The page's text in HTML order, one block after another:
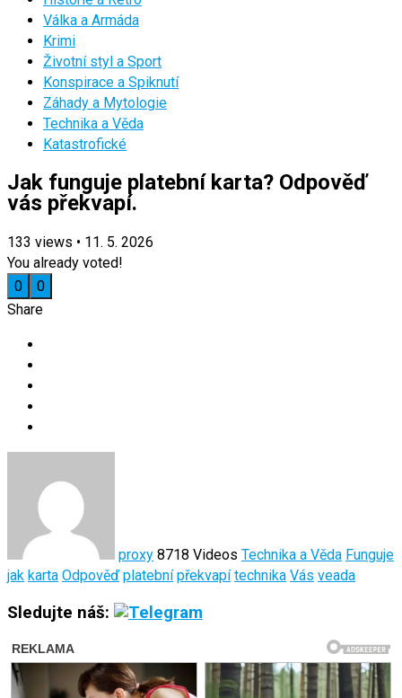
Válka a Armáda
Krimi
Životní styl a Sport
Konspirace a Spiknutí
Záhady a Mytologie
Technika a Věda
Katastrofické
Jak funguje platební karta? Odpověď
vás překvapí.
133 views • 11. 5. 2026
You already voted!
0
0
Share
proxy 8718 Videos Technika a Věda Funguje
jak karta Odpověď platební překvapí technika Vás veada
Sledujte náš: